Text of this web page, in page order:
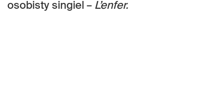
osobisty singiel – L’enfer.